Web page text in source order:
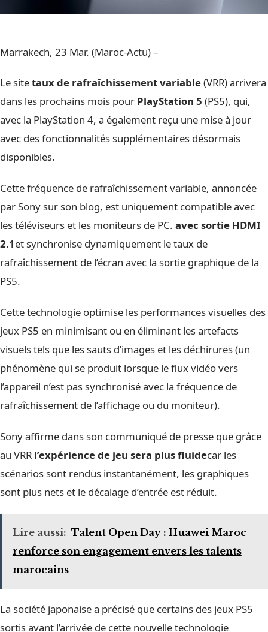
Marrakech, 23 Mar. (Maroc-Actu) –
Le sitetaux de rafraîchissement variable(VRR) arrivera
dans les prochains mois pour PlayStation 5 (PS5), qui,
avec la PlayStation 4, a également reçu une mise à jour
avec des fonctionnalités supplémentaires désormais
disponibles.
Cette fréquence de rafraîchissement variable, annoncée
par Sony sur son blog, est uniquement compatible avec
les téléviseurs et les moniteurs de PC. avec sortie HDMI
2.1et synchronise dynamiquement le taux de
rafraîchissement de l’écran avec la sortie graphique de la
PS5.
Cette technologie optimise les performances visuelles des
jeux PS5 en minimisant ou en éliminant les artefacts
visuels tels que les sauts d’images et les déchirures (un
phénomène qui se produit lorsque le flux vidéo vers
l’appareil n’est pas synchronisé avec la fréquence de
rafraîchissement de l’affichage ou du moniteur).
Sony affirme dans son communiqué de presse que grâce
au VRR l’expérience de jeu sera plus fluidecar les
scénarios sont rendus instantanément, les graphiques
sont plus nets et le décalage d’entrée est réduit.
Lire aussi: Talent Open Day : Huawei Maroc
renforce son engagement envers les talents
marocains
La société japonaise a précisé que certains des jeux PS5
sortis avant l’arrivée de cette nouvelle technologie